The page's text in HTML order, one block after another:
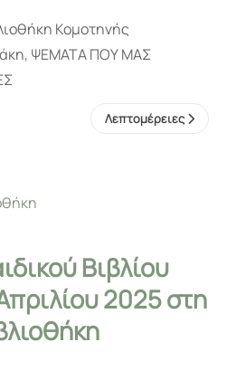
Κομοτηνής
ΨΕΜΑΤΑ ΠΟΥ ΜΑΣ
Λεπτομέρειες
Βιβλίου
2025 στη